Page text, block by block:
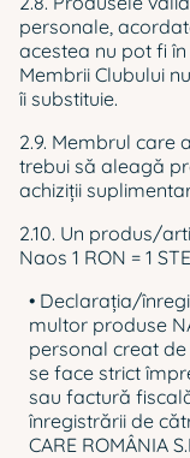
personale,
acestea nu pot fi
Membrii Clubului
îi substituie.
2.9. Membrul care
trebui să aleagă
achiziții
2.10. Un produs/
Naos 1 RON = 1
• Declarația/
multor produse
personal creat de
se face strict
sau factură
înregistrării de
CARE ROMÂNIA